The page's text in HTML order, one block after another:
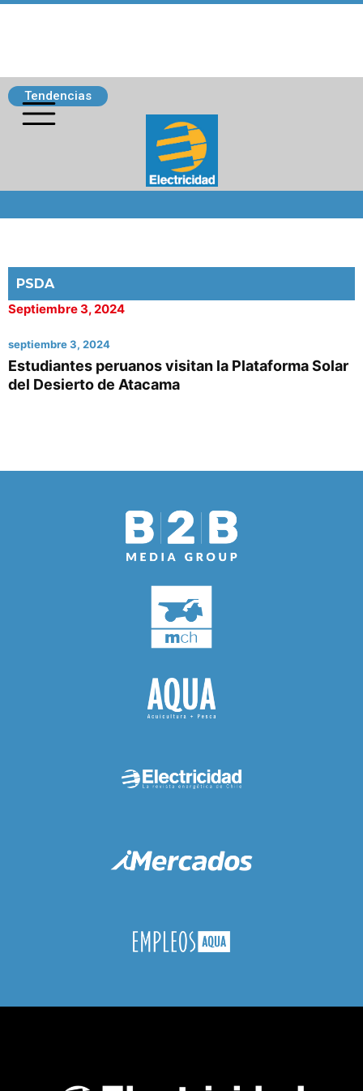
Tendencias
PSDA
Septiembre 3, 2024
septiembre 3, 2024
Estudiantes peruanos visitan la Plataforma Solar
del Desierto de Atacama